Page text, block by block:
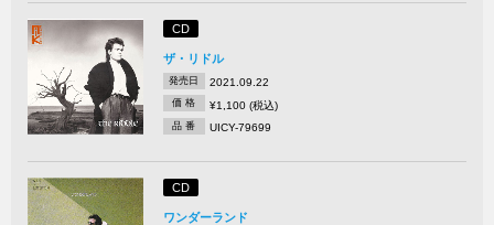
CD
ザ・リドル
発売日 2021.09.22
価 格 ¥1,100 (税込)
品 番 UICY-79699
CD
ワンダーランド